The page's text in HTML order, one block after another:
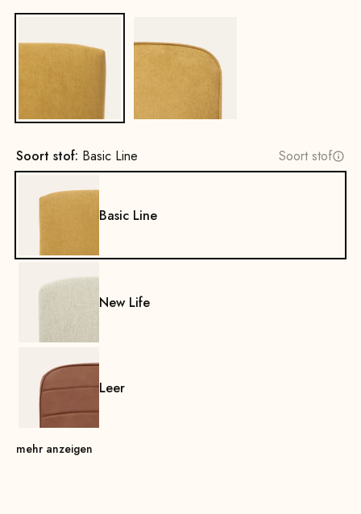
Soort stof: Basic Line Soort stof
Basic Line
New Life
Leer
mehr anzeigen